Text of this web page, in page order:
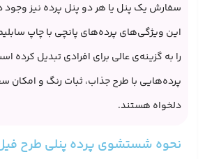
سفارش یک پنل یا هر دو پنل پرده نیز وجود
این ویژگی‌های پرده‌های پانچی با چاپ
را به گزینه‌ی عالی برای افرادی ‌تبدیل کرده
پرده‌هایی با طرح جذاب، ثبات رنگ و امکان
دلخواه هستند.
نحوه شستشوی پرده پنلی طرح